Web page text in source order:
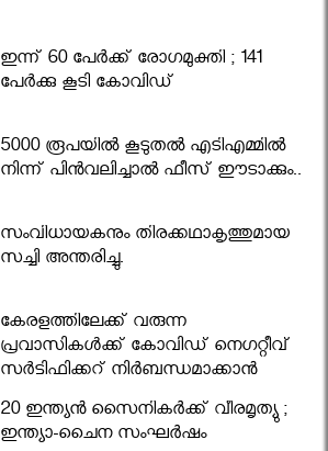
ഇന്ന് 60 പേർക്ക് രോഗമുക്തി ; 141
പേര്‍ക്കു കൂടി കോവിഡ്
5000 രൂപയിൽ കൂടുതൽ എടിഎമ്മിൽ
നിന്ന് പിൻവലിച്ചാൽ ഫീസ് ഈടാക്കും..
സംവിധായകനും തിരക്കഥാകൃത്തുമായ
സച്ചി അന്തരിച്ചു.
കേരളത്തിലേക്ക് വരുന്ന
പ്രവാസികള്‍ക്ക് കോവിഡ് നെഗറ്റീവ്
സര്‍ട്ടിഫിക്കറ്റ് നിർബന്ധമാക്കാൻ
മന്ത്രിസഭ
20 ഇന്ത്യൻ സൈനികർക്ക് വീരമൃത്യു ;
ഇന്ത്യാ-ചൈന സംഘർഷം